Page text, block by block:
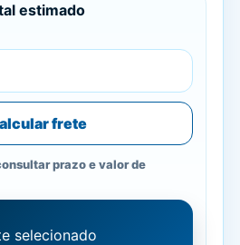
estimado
frete
prazo e valor de
selecionado